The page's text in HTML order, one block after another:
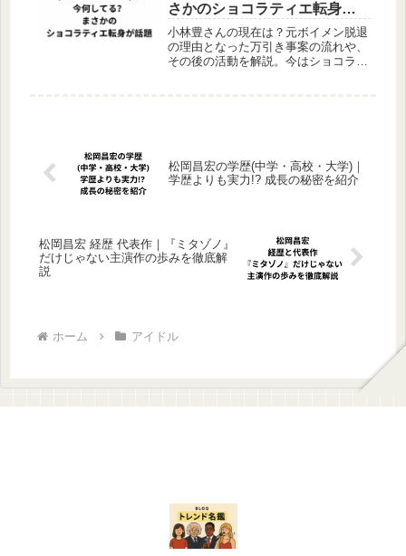
さかのショコラティエ転身が
話題
小林豊さんの現在は？元ボイメン脱退
の理由となった万引き事案の流れや、
その後の活動を解説。今はショコラテ
松岡昌宏の学歴(中学・高校・大学)｜
学歴よりも実力!? 成長の秘密を紹介
松岡昌宏 経歴 代表作｜『ミタゾノ』
だけじゃない主演作の歩みを徹底解
説
ホーム アイドル